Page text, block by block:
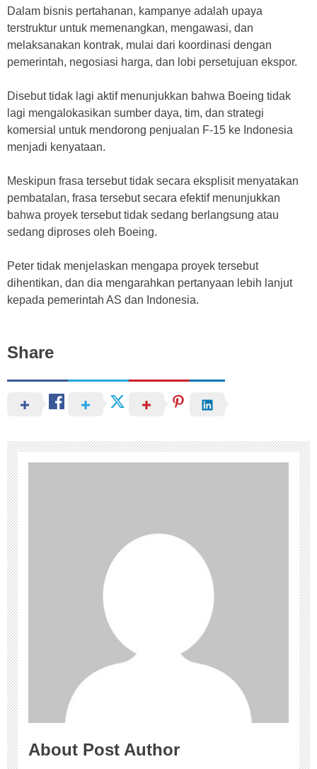
Dalam bisnis pertahanan, kampanye adalah upaya
terstruktur untuk memenangkan, mengawasi, dan
melaksanakan kontrak, mulai dari koordinasi dengan
pemerintah, negosiasi harga, dan lobi persetujuan ekspor.
Disebut tidak lagi aktif menunjukkan bahwa Boeing tidak
lagi mengalokasikan sumber daya, tim, dan strategi
komersial untuk mendorong penjualan F-15 ke Indonesia
menjadi kenyataan.
Meskipun frasa tersebut tidak secara eksplisit menyatakan
pembatalan, frasa tersebut secara efektif menunjukkan
bahwa proyek tersebut tidak sedang berlangsung atau
sedang diproses oleh Boeing.
Peter tidak menjelaskan mengapa proyek tersebut
dihentikan, dan dia mengarahkan pertanyaan lebih lanjut
kepada pemerintah AS dan Indonesia.
Share
About Post Author